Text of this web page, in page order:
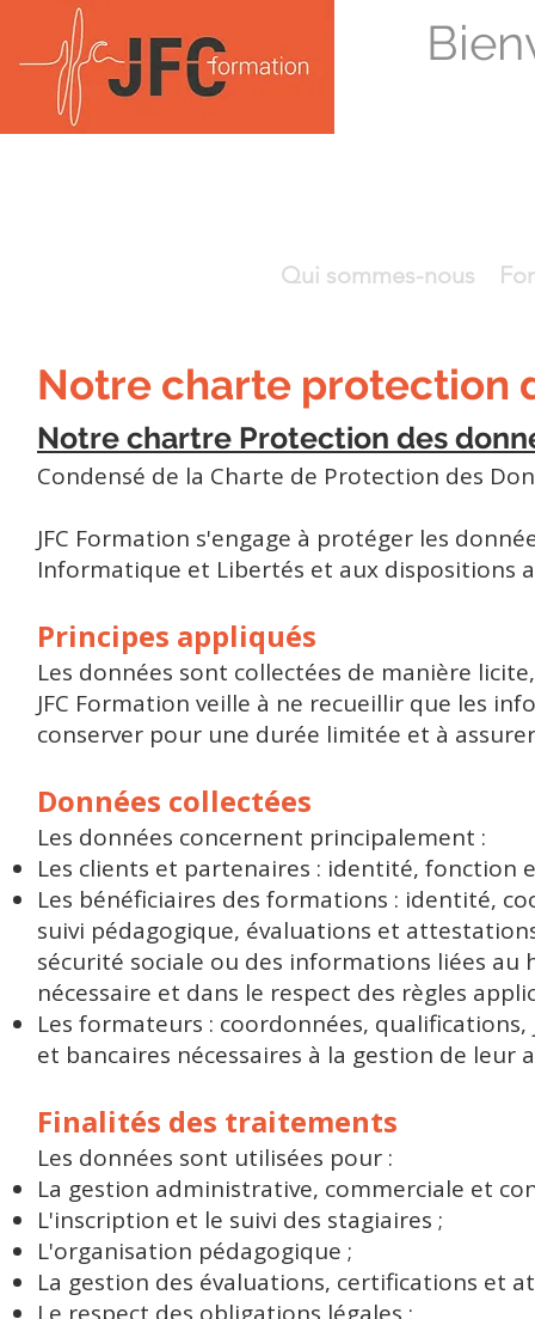
Qui sommes-nous
Notre charte protection
Notre chartre Protection des
Condensé de la Charte de Protection des
JFC Formation s'engage à protéger les
Informatique et Libertés et aux dispositions
Principes appliqués
Les données sont collectées de manière
JFC Formation veille à ne recueillir que les
conserver pour une durée limitée et à
Données collectées
Les données concernent principalement :
Les clients et partenaires : identité, fonction
Les bénéficiaires des formations : identité,
suivi pédagogique, évaluations et
sécurité sociale ou des informations liées au
nécessaire et dans le respect des règles
Les formateurs : coordonnées,
et bancaires nécessaires à la gestion de leur
Finalités des traitements
Les données sont utilisées pour :
La gestion administrative, commerciale et
L'inscription et le suivi des stagiaires ;
L'organisation pédagogique ;
La gestion des évaluations, certifications et